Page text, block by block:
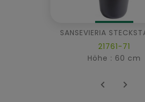
SANSEVIERIA
21761-71
Höhe : 60 cm
 